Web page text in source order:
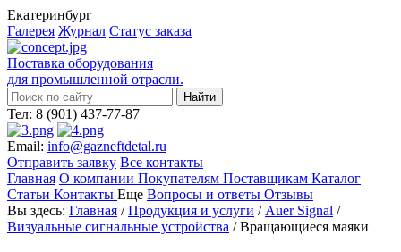
Екатеринбург
Галерея Журнал Статус заказа
Поставка оборудования
для промышленной отрасли.
Тел: 8 (901) 437-77-87
Email: info@gazneftdetal.ru
Отправить заявку Все контакты
Главная О компании Покупателям Поставщикам Каталог
Статьи Контакты Еще Вопросы и ответы Отзывы
Вы здесь: Главная /Продукция и услуги / Auer Signal /
Визуальные сигнальные устройства / Вращающиеся маяки